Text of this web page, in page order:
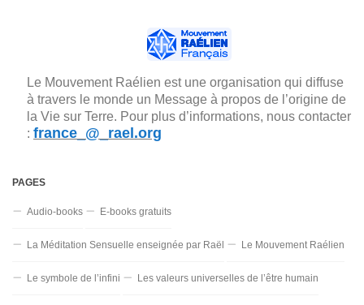
Le Mouvement Raélien est une organisation qui diffuse
à travers le monde un Message à propos de l’origine de
la Vie sur Terre. Pour plus d’informations, nous contacter
: france_@_rael.org
PAGES
Audio-books E-books gratuits
La Méditation Sensuelle enseignée par Raël Le Mouvement Raélien
Le symbole de l’infini Les valeurs universelles de l’être humain